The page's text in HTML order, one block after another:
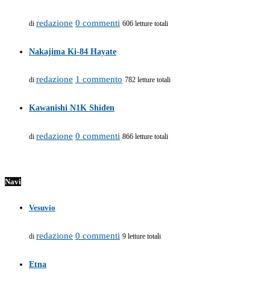
di redazione 0 commenti 606 letture totali
Nakajima Ki-84 Hayate
di redazione 1 commento 782 letture totali
Kawanishi N1K Shiden
di redazione 0 commenti 866 letture totali
Navi
Vesuvio
di redazione 0 commenti 9 letture totali
Etna